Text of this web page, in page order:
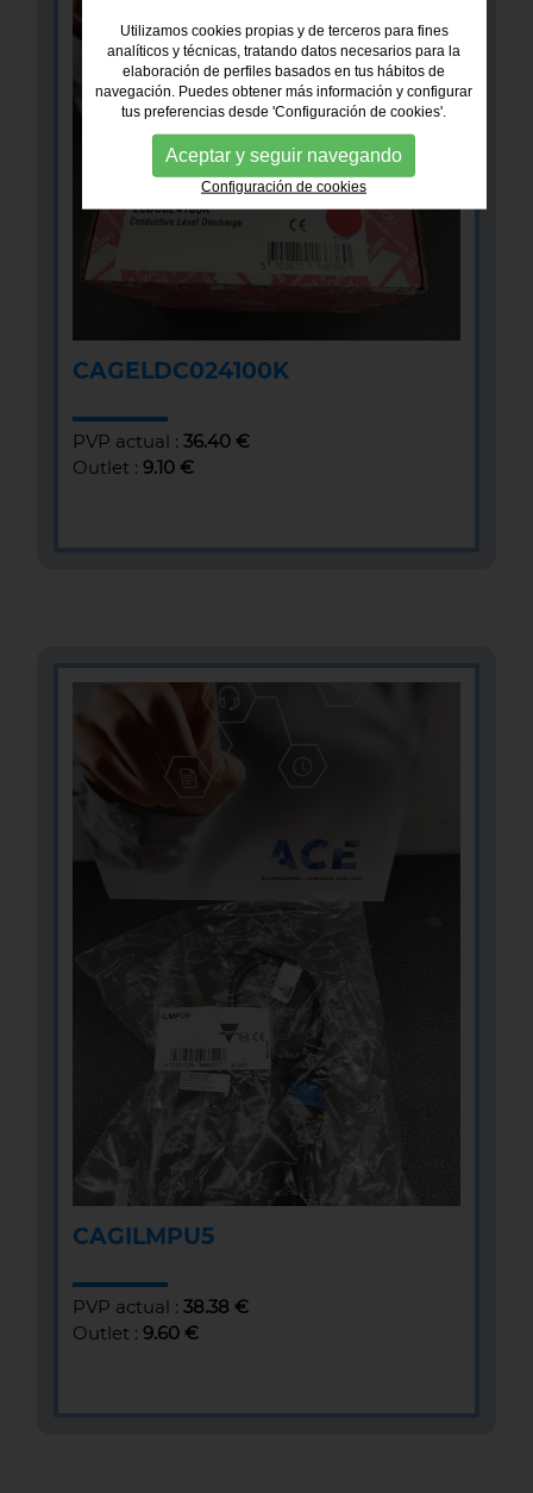
CAGELDC024100K
PVP actual : 36.40 €
Outlet : 9.10 €
CAGILMPU5
PVP actual : 38.38 €
Outlet : 9.60 €
Utilizamos cookies propias y de terceros para fines
analíticos y técnicas, tratando datos necesarios para la
elaboración de perfiles basados en tus hábitos de
navegación. Puedes obtener más información y configurar
tus preferencias desde 'Configuración de cookies'.
Aceptar y seguir navegando
Configuración de cookies